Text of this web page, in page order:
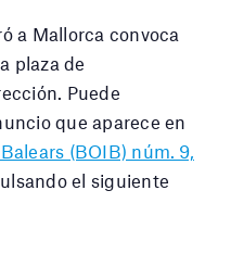
a Mallorca convoca
plaza de
Puede
que aparece en
(BOIB) núm. 9,
el siguiente